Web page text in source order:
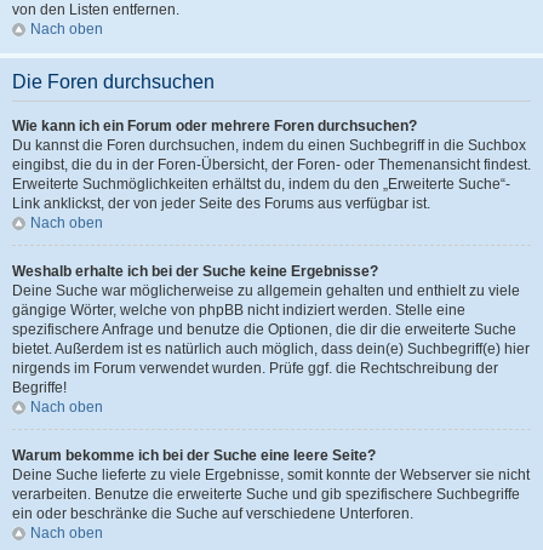
von den Listen entfernen.
Nach oben
Die Foren durchsuchen
Wie kann ich ein Forum oder mehrere Foren durchsuchen?
Du kannst die Foren durchsuchen, indem du einen Suchbegriff in die Suchbox
eingibst, die du in der Foren-Übersicht, der Foren- oder Themenansicht findest.
Erweiterte Suchmöglichkeiten erhältst du, indem du den „Erweiterte Suche“-
Link anklickst, der von jeder Seite des Forums aus verfügbar ist.
Nach oben
Weshalb erhalte ich bei der Suche keine Ergebnisse?
Deine Suche war möglicherweise zu allgemein gehalten und enthielt zu viele
gängige Wörter, welche von phpBB nicht indiziert werden. Stelle eine
spezifischere Anfrage und benutze die Optionen, die dir die erweiterte Suche
bietet. Außerdem ist es natürlich auch möglich, dass dein(e) Suchbegriff(e) hier
nirgends im Forum verwendet wurden. Prüfe ggf. die Rechtschreibung der
Begriffe!
Nach oben
Warum bekomme ich bei der Suche eine leere Seite?
Deine Suche lieferte zu viele Ergebnisse, somit konnte der Webserver sie nicht
verarbeiten. Benutze die erweiterte Suche und gib spezifischere Suchbegriffe
ein oder beschränke die Suche auf verschiedene Unterforen.
Nach oben